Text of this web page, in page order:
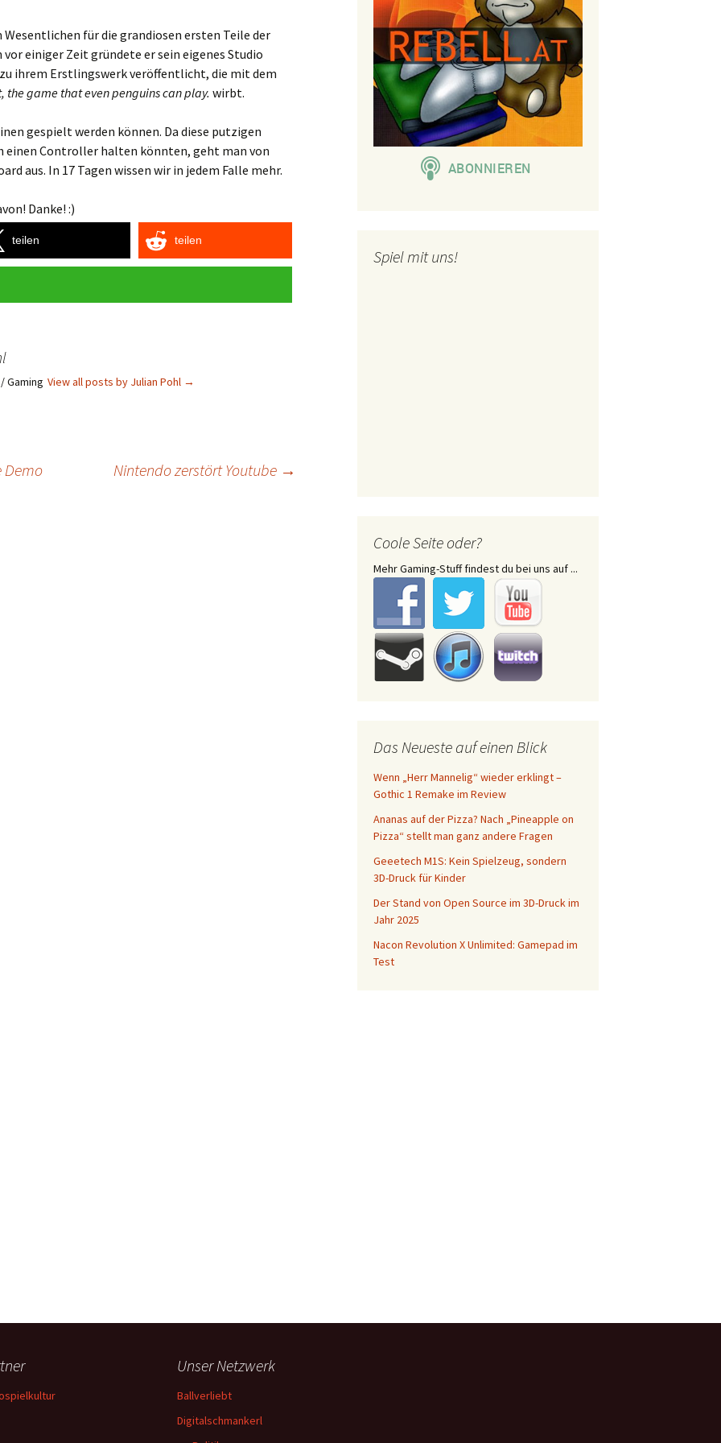
Wesentlichen für die grandiosen ersten Teile der
einiger Zeit gründete er sein eigenes Studio
zu ihrem Erstlingswerk veröffentlicht, die mit dem
the game that even penguins can play. wirbt.
gespielt werden können. Da diese putzigen
einen Controller halten könnten, geht man von
aus. In 17 Tagen wissen wir in jedem Falle mehr.
Danke! :)
teilen teilen
Gaming View all posts by Julian Pohl →
Demo Nintendo zerstört Youtube →
Spiel mit uns!
Coole Seite oder?
Mehr Gaming-Stuff findest du bei uns auf ...
Das Neueste auf einen Blick
Wenn „Herr Mannelig“ wieder erklingt –
Gothic 1 Remake im Review
Ananas auf der Pizza? Nach „Pineapple on
Pizza“ stellt man ganz andere Fragen
Geeetech M1S: Kein Spielzeug, sondern
3D-Druck für Kinder
Der Stand von Open Source im 3D-Druck im
Jahr 2025
Nacon Revolution X Unlimited: Gamepad im
Test
Unser Netzwerk
Ballverliebt
Digitalschmankerl